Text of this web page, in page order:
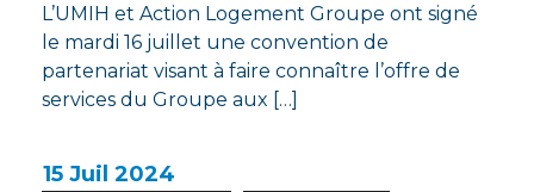
L’UMIH et Action Logement Groupe ont signé
le mardi 16 juillet une convention de
partenariat visant à faire connaître l’offre de
services du Groupe aux […]
15 Juil 2024